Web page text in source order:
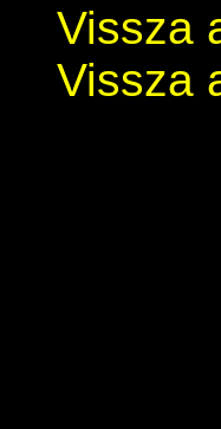
Vissza
Vissza